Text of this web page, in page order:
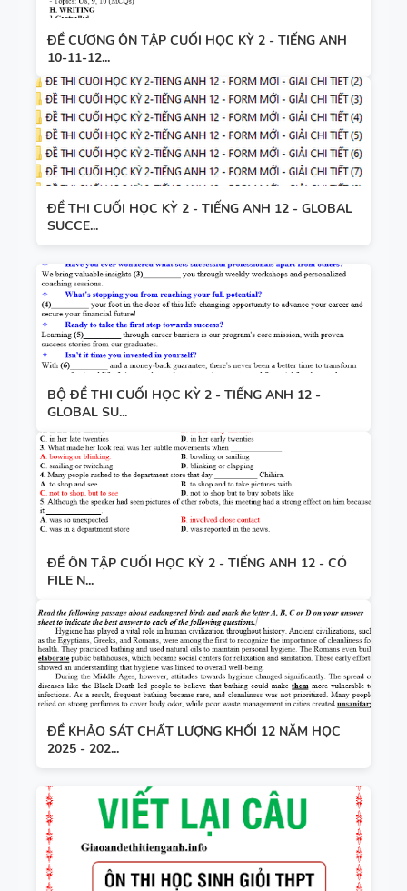
ĐỀ CƯƠNG ÔN TẬP CUỐI HỌC KỲ 2 - TIẾNG ANH
10-11-12...
ĐỀ THI CUỐI HỌC KỲ 2 - TIẾNG ANH 12 - GLOBAL
SUCCE...
BỘ ĐỀ THI CUỐI HỌC KỲ 2 - TIẾNG ANH 12 -
GLOBAL SU...
ĐỀ ÔN TẬP CUỐI HỌC KỲ 2 - TIẾNG ANH 12 - CÓ
FILE N...
ĐỀ KHẢO SÁT CHẤT LƯỢNG KHỐI 12 NĂM HỌC
2025 - 202...